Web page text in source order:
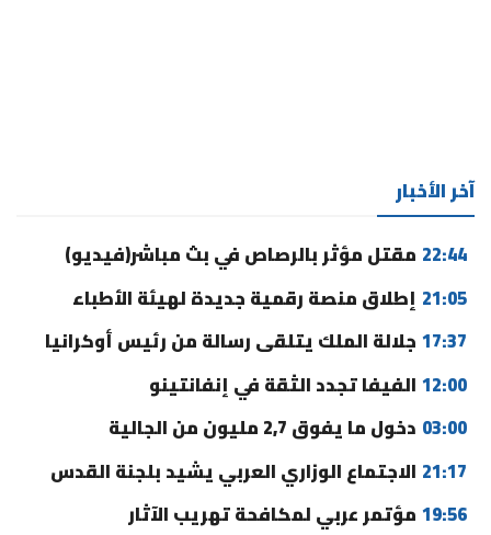
آخر الأخبار
22:44 مقتل مؤثر بالرصاص في بث مباشر(فيديو)
21:05 إطلاق منصة رقمية جديدة لهيئة الأطباء
17:37 جلالة الملك يتلقى رسالة من رئيس أوكرانيا
12:00 الفيفا تجدد الثقة في إنفانتينو
03:00 دخول ما يفوق 2,7 مليون من الجالية
21:17 الاجتماع الوزاري العربي يشيد بلجنة القدس
19:56 مؤتمر عربي لمكافحة تهريب الآثار